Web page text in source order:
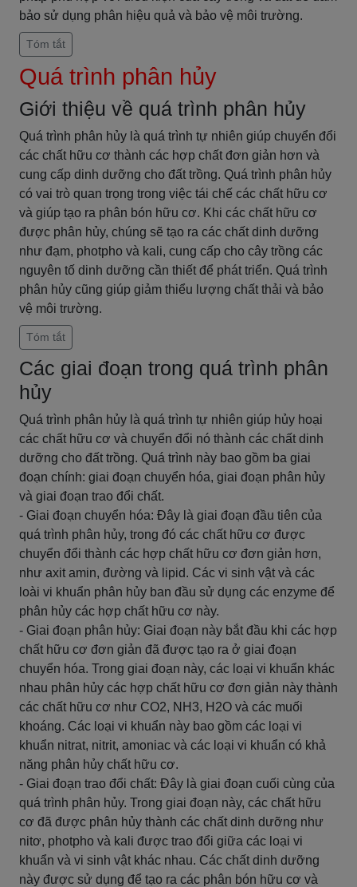
bảo sử dụng phân hiệu quả và bảo vệ môi trường.
Tóm tắt
Quá trình phân hủy
Giới thiệu về quá trình phân hủy
Quá trình phân hủy là quá trình tự nhiên giúp chuyển đổi
các chất hữu cơ thành các hợp chất đơn giản hơn và
cung cấp dinh dưỡng cho đất trồng. Quá trình phân hủy
có vai trò quan trọng trong việc tái chế các chất hữu cơ
và giúp tạo ra phân bón hữu cơ. Khi các chất hữu cơ
được phân hủy, chúng sẽ tạo ra các chất dinh dưỡng
như đạm, photpho và kali, cung cấp cho cây trồng các
nguyên tố dinh dưỡng cần thiết để phát triển. Quá trình
phân hủy cũng giúp giảm thiểu lượng chất thải và bảo
vệ môi trường.
Tóm tắt
Các giai đoạn trong quá trình phân
hủy
Quá trình phân hủy là quá trình tự nhiên giúp hủy hoại
các chất hữu cơ và chuyển đổi nó thành các chất dinh
dưỡng cho đất trồng. Quá trình này bao gồm ba giai
đoạn chính: giai đoạn chuyển hóa, giai đoạn phân hủy
và giai đoạn trao đổi chất.
- Giai đoạn chuyển hóa: Đây là giai đoạn đầu tiên của
quá trình phân hủy, trong đó các chất hữu cơ được
chuyển đổi thành các hợp chất hữu cơ đơn giản hơn,
như axit amin, đường và lipid. Các vi sinh vật và các
loài vi khuẩn phân hủy ban đầu sử dụng các enzyme để
phân hủy các hợp chất hữu cơ này.
- Giai đoạn phân hủy: Giai đoạn này bắt đầu khi các hợp
chất hữu cơ đơn giản đã được tạo ra ở giai đoạn
chuyển hóa. Trong giai đoạn này, các loại vi khuẩn khác
nhau phân hủy các hợp chất hữu cơ đơn giản này thành
các chất hữu cơ như CO2, NH3, H2O và các muối
khoáng. Các loại vi khuẩn này bao gồm các loại vi
khuẩn nitrat, nitrit, amoniac và các loại vi khuẩn có khả
năng phân hủy chất hữu cơ.
- Giai đoạn trao đổi chất: Đây là giai đoạn cuối cùng của
quá trình phân hủy. Trong giai đoạn này, các chất hữu
cơ đã được phân hủy thành các chất dinh dưỡng như
nitơ, photpho và kali được trao đổi giữa các loại vi
khuẩn và vi sinh vật khác nhau. Các chất dinh dưỡng
này được sử dụng để tạo ra các phân bón hữu cơ và